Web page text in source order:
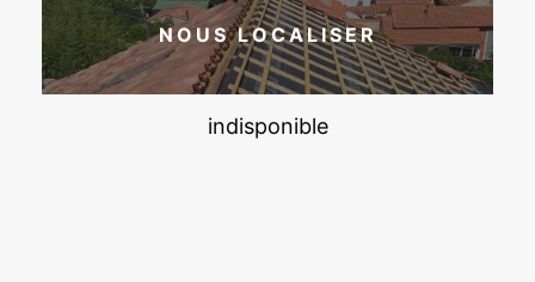
NOUS LOCALISER
indisponible